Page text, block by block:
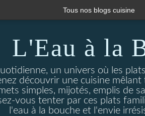
Tous nos blogs cuisine
L'Eau à la
un univers où les
découvrir une cuisine
simples, mijotés, emplis de
vous tenter par ces plats
l'eau à la bouche et l'envie